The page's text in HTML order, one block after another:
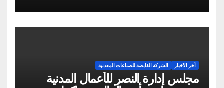
آخر الأخبار الشركة القابضة للصناعات المعدنية
مجلس إدارة النصر للأعمال المدنية